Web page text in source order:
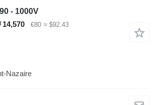
- 1000V
14,570
€80 ≈ $92.43
Nazaire